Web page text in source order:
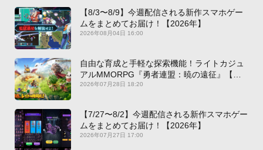
【8/3〜8/9】今週配信される新作スマホゲー
ムをまとめてお届け！【2026年】
2026年08月04日 16:00
自由な育成と手軽な探索機能！ライトカジュ
アルMMORPG『勇者連盟：暁の遠征』【最
新作PICKUP】
2026年07月28日 18:20
【7/27〜8/2】今週配信される新作スマホゲー
ムをまとめてお届け！【2026年】
2026年07月27日 17:00